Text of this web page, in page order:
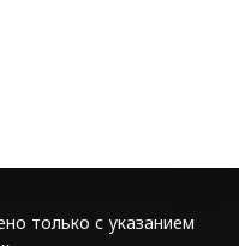
только с указанием